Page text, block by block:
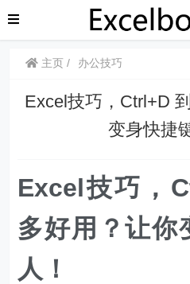
主页 办公技巧
Excel技巧，Ctrl+D
变身快捷
Excel技巧，
多好用？让你
人！